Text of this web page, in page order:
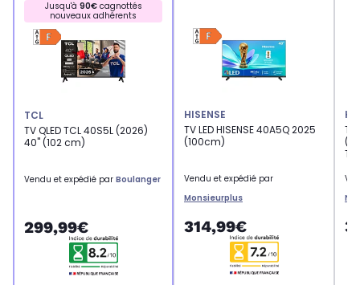
Jusqu'à 90€cagnottés
nouveaux adhérents
TCL
TV QLED TCL 40S5L (2026)
40" (102 cm)
Vendu et expédié par Boulanger
299,99€
HISENSE
TV LED HISENSE 40A5Q 2025
(100cm)
Vendu et expédié par
Monsieurplus
314,99€
TV
TV